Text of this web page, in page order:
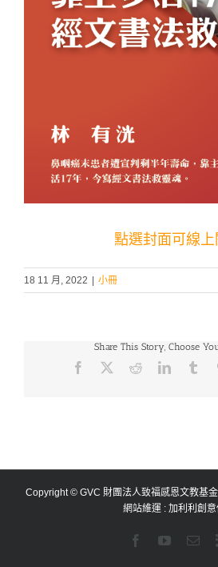
點選封面可線上
18 11 月, 2022 小冊
Share This Story, Choose
Facebook RedditLinkedIn
Copyright © GVC 財團法人致福感恩文教
網站維運 : 加利利創
FacebookYouTube